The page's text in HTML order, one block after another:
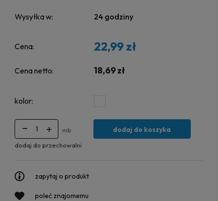
Wysyłka w: 24 godziny
Cena: 22,99 zł
Cena netto: 18,69 zł
kolor:
mb dodaj do koszyka
dodaj do przechowalni
zapytaj o produkt
poleć znajomemu